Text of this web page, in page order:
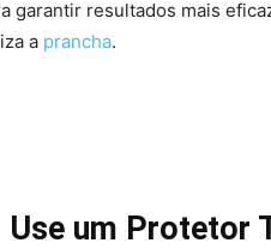
garantir resultados mais
a prancha.
Use um Protetor